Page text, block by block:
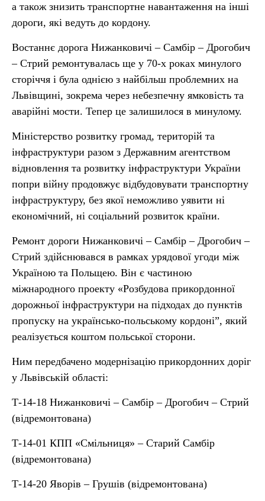
а також знизить транспортне навантаження на інші
дороги, які ведуть до кордону.
Востаннє дорога Нижанковичі – Самбір – Дрогобич
– Стрий ремонтувалась ще у 70-х роках минулого
сторіччя і була однією з найбільш проблемних на
Львівщині, зокрема через небезпечну ямковість та
аварійні мости. Тепер це залишилося в минулому.
Міністерство розвитку громад, територій та
інфраструктури разом з Державним агентством
відновлення та розвитку інфраструктури України
попри війну продовжує відбудовувати транспортну
інфраструктуру, без якої неможливо уявити ні
економічний, ні соціальний розвиток країни.
Ремонт дороги Нижанковичі – Самбір – Дрогобич –
Стрий здійснювався в рамках урядової угоди між
Україною та Польщею. Він є частиною
міжнародного проекту «Розбудова прикордонної
дорожньої інфраструктури на підходах до пунктів
пропуску на українсько-польському кордоні”, який
реалізується коштом польської сторони.
Ним передбачено модернізацію прикордонних доріг
у Львівській області:
Т-14-18 Нижанковичі – Самбір – Дрогобич – Стрий
(відремонтована)
Т-14-01 КПП «Смільниця» – Старий Самбір
(відремонтована)
Т-14-20 Яворів – Грушів (відремонтована)